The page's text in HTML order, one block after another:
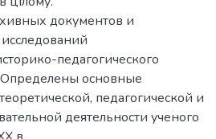
документов и
педагогического
основные
педагогической и
деятельности ученого